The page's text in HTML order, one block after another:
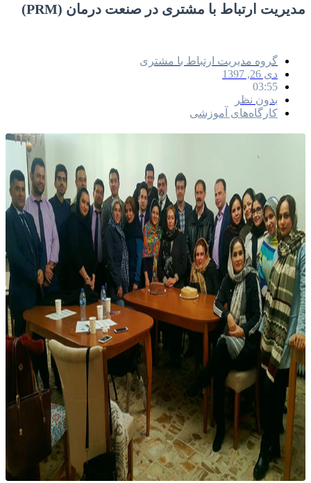
مدیریت ارتباط با مشتری در صنعت درمان (PRM)
گروه مدیریت ارتباط با مشتری
دی 26, 1397
03:55
بدون نظر
کارگاه‌های آموزشی